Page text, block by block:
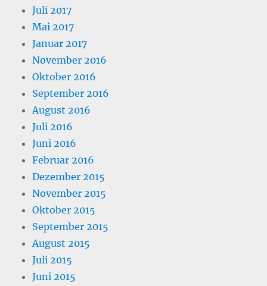
Juli 2017
Mai 2017
Januar 2017
November 2016
Oktober 2016
September 2016
August 2016
Juli 2016
Juni 2016
Februar 2016
Dezember 2015
November 2015
Oktober 2015
September 2015
August 2015
Juli 2015
Juni 2015